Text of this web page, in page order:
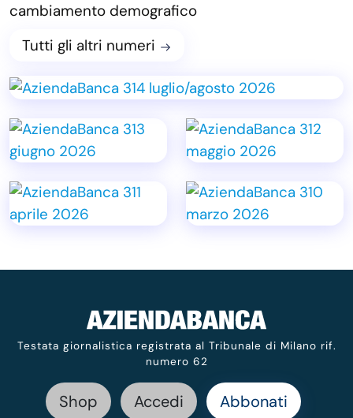
cambiamento demografico
Tutti gli altri numeri
Testata giornalistica registrata al Tribunale di Milano rif.
numero 62
Shop Accedi Abbonati